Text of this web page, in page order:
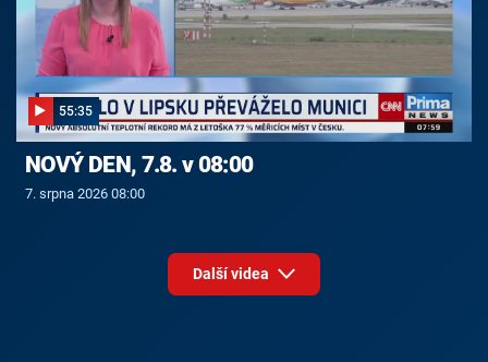
55:35
NOVÝ DEN, 7.8. v 08:00
7. srpna 2026 08:00
Další videa